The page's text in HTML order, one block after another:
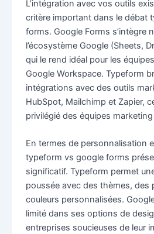
L’intégration avec vos outils
critère important dans le débat
forms. Google Forms s’intègre
l’écosystème Google (Sheets,
qui le rend idéal pour les
Google Workspace. Typeform
intégrations avec des outils
HubSpot, Mailchimp et Zapier,
privilégié des équipes
En termes de personnalisation
typeform vs google forms
significatif. Typeform permet
poussée avec des thèmes, des
couleurs personnalisées.
limité dans ses options de
entreprises soucieuses de leur